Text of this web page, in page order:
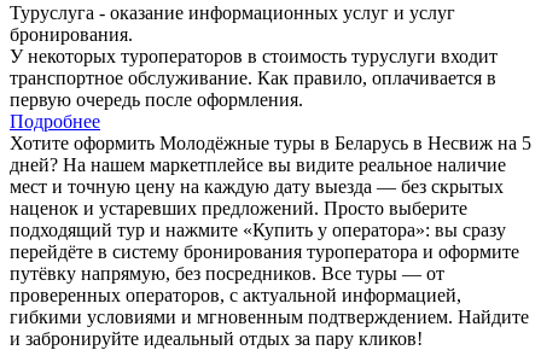
Туруслуга - оказание информационных услуг и услуг
бронирования.
У некоторых туроператоров в стоимость туруслуги входит
транспортное обслуживание. Как правило, оплачивается в
первую очередь после оформления.
Подробнее
Хотите оформить Молодёжные туры в Беларусь в Несвиж на 5
дней? На нашем маркетплейсе вы видите реальное наличие
мест и точную цену на каждую дату выезда — без скрытых
наценок и устаревших предложений. Просто выберите
подходящий тур и нажмите «Купить у оператора»: вы сразу
перейдёте в систему бронирования туроператора и оформите
путёвку напрямую, без посредников. Все туры — от
проверенных операторов, с актуальной информацией,
гибкими условиями и мгновенным подтверждением. Найдите
и забронируйте идеальный отдых за пару кликов!